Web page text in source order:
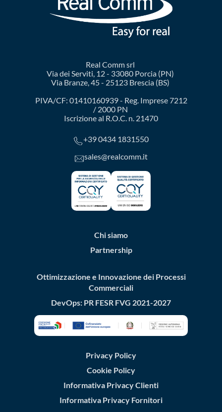
Real Comm srl
Via dei Serviti, 12 - 33080 Porcia (PN)
Via Branze, 45 - 25123 Brescia (BS)
PIVA/CF: 01410160939 - Reg. Imprese 7212
/ 2000 PN
Iscrizione al R.O.C. n. 21470
+39 0434 1831550
sales@realcomm.it
Chi siamo
Partnership
Ottimizzazione e Innovazione dei Processi
Commerciali
DevOps: PR FESR FVG 2021-2027
Privacy Policy
Cookie Policy
Informativa Privacy Clienti
Informativa Privacy Fornitori